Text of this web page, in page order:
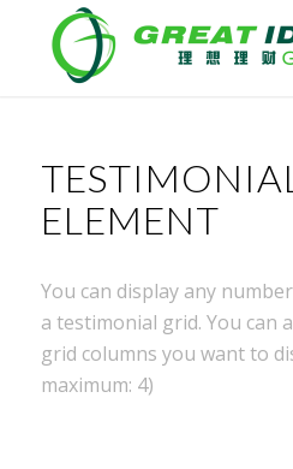
ELEMENT
You can display any
a testimonial grid. You can
grid columns you want to
maximum: 4)